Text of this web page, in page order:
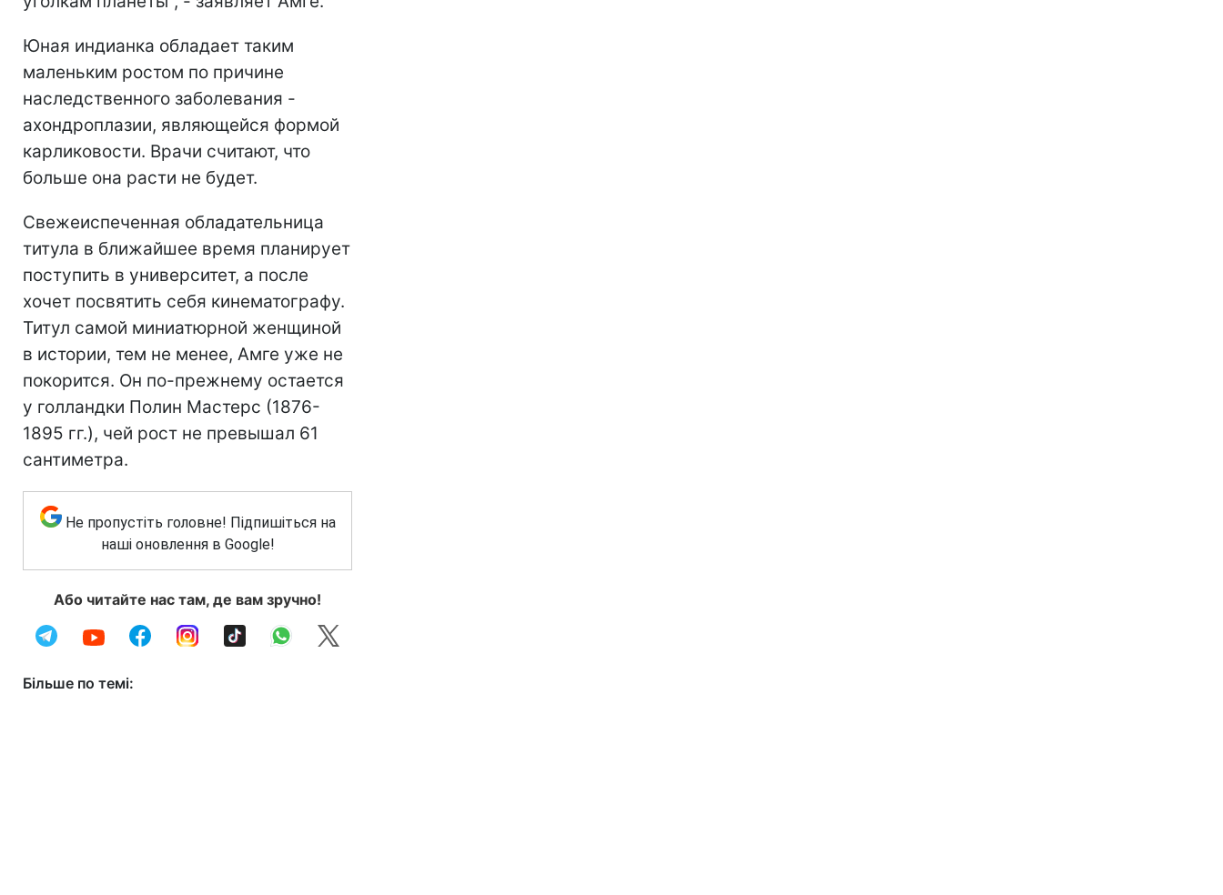
Юная индианка обладает таким
маленьким ростом по причине
наследственного заболевания -
ахондроплазии, являющейся формой
карликовости. Врачи считают, что
больше она расти не будет.
Свежеиспеченная обладательница
титула в ближайшее время планирует
поступить в университет, а после
хочет посвятить себя кинематографу.
Титул самой миниатюрной женщиной
в истории, тем не менее, Амге уже не
покорится. Он по-прежнему остается
у голландки Полин Мастерс (1876-
1895 гг.), чей рост не превышал 61
сантиметра.
Не пропустіть головне! Підпишіться на
наші оновлення в Google!
Або читайте нас там, де вам зручно!
Більше по темі: